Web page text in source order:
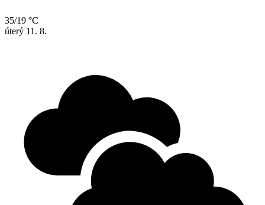
35/19 °C
úterý 11. 8.